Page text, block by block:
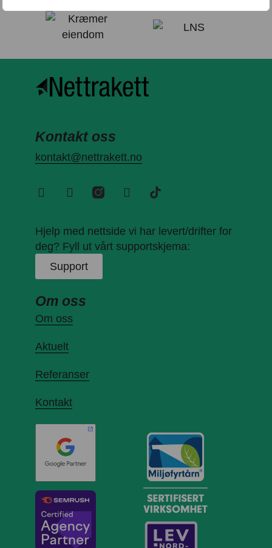
Kontakt oss
kontakt@nettrakett.no
Hjelp med nettside vi har levert/drifter for
deg? Fyll ut vårt supportskjema:
Support
Om oss
Om oss
Aktuelt
Referanser
Kontakt